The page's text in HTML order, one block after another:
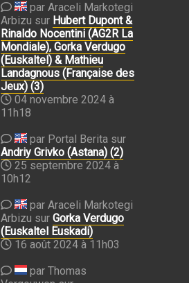
par Araceli Markotegi
Arbizu sur Hubert Dupont &
Rinaldo Nocentini (AG2R La
Mondiale), Gorka Verdugo
(Euskaltel) & Mathieu
Landagnous (Française des
Jeux) (3)
04 novembre 2024 à
11h18
par Portal Berita sur
Andriy Grivko (Astana) (2)
25 septembre 2024 à
10h12
par Araceli Markotegi
Arbizu sur Gorka Verdugo
(Euskaltel Euskadi)
16 août 2024 à 11h03
par Thomas